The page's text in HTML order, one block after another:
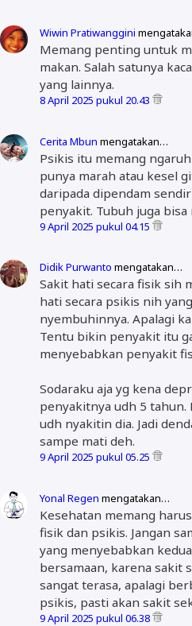
Wiwin Pratiwanggini
Memang penting untuk
makan. Salah satunya
yang lainnya.
8 April 2025 pukul 20.43
Cerita Mbun mengatakan…
Psikis itu memang
punya marah atau kesel
daripada dipendam
penyakit. Tubuh juga bisa
9 April 2025 pukul 04.15
Didik Purwanto mengatakan…
Sakit hati secara fisik sih
hati secara psikis nih
nyembuhinnya. Apalagi
Tentu bikin penyakit itu
menyebabkan penyakit
Sodaraku aja yg kena
penyakitnya udh 5 tahun.
udh nyakitin dia. Jadi
sampe mati deh.
9 April 2025 pukul 05.25
Yonal Regen mengatakan…
Kesehatan memang
fisik dan psikis. Jangan
yang menyebabkan
bersamaan, karena sakit
sangat terasa, apalagi
psikis, pasti akan sakit
9 April 2025 pukul 06.38